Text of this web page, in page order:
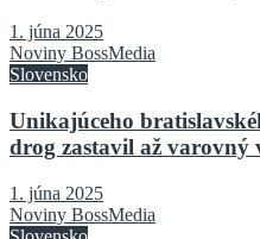
1. júna 2025
Noviny BossMedia
Slovensko
Unikajúceho
drog zastavil až varovný
1. júna 2025
Noviny BossMedia